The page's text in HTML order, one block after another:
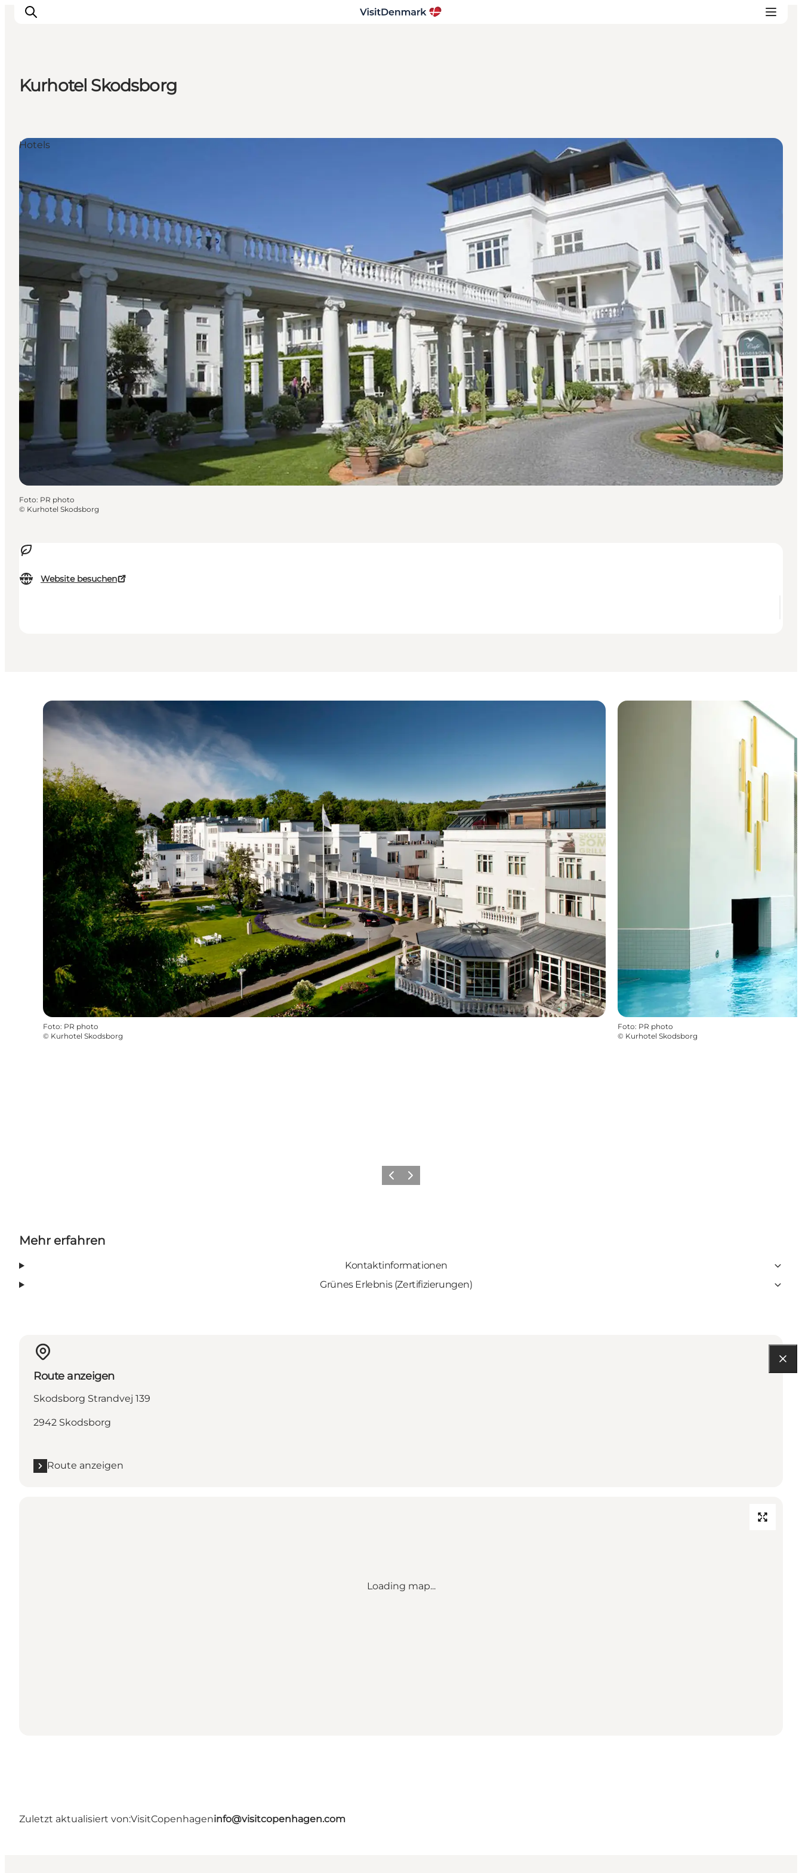
Erlebnisse
Unterkünfte
Kurhotel Skodsborg
Website besuchen
Hotels
Foto: PR photo
© Kurhotel Skodsborg
Foto: PR photo
© Kurhotel Skodsborg
Foto: PR photo
© Kurhotel Skodsborg
ZurückWeiter
Mehr erfahren
Kontaktinformationen
Grünes Erlebnis (Zertifizierungen)
Route anzeigen
Skodsborg Strandvej 139
2942 Skodsborg
Route anzeigen
Loading map...
Zuletzt aktualisiert von:VisitCopenhageninfo@visitcopenhagen.com